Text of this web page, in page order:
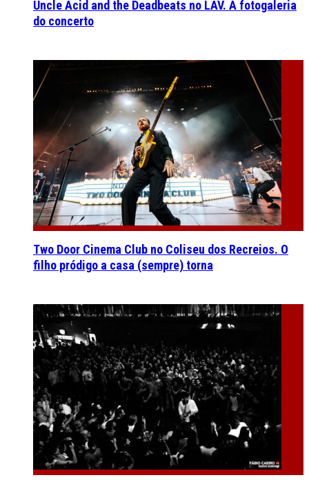
Uncle Acid and the Deadbeats no LAV. A fotogaleria
do concerto
Two Door Cinema Club no Coliseu dos Recreios. O
filho pródigo a casa (sempre) torna